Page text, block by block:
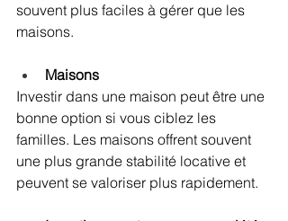
souvent plus faciles à gérer que les
maisons.
Maisons
Investir dans une maison peut être une
bonne option si vous ciblez les
familles. Les maisons offrent souvent
une plus grande stabilité locative et
peuvent se valoriser plus rapidement.